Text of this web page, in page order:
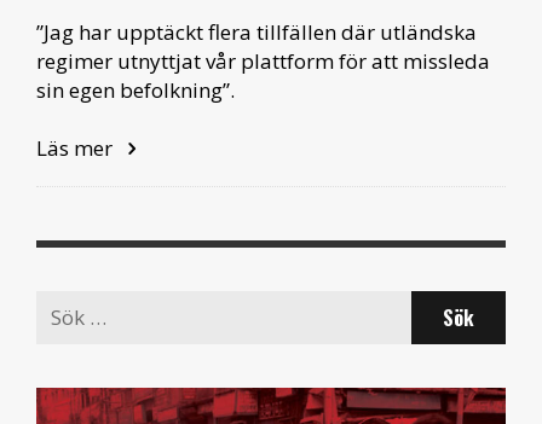
”Jag har upptäckt flera tillfällen där utländska
regimer utnyttjat vår plattform för att missleda
sin egen befolkning”.
Läs mer
Search
for: